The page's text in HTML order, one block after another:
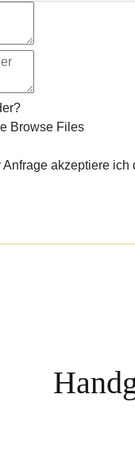
Browse Files
Anfrage akzeptiere ich